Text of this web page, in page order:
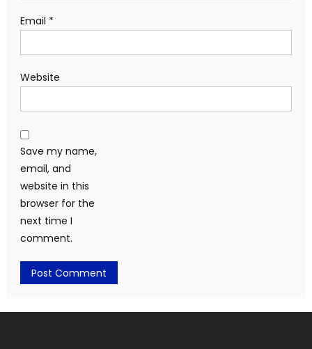
Email *
Website
Save my name,
email, and
website in this
browser for the
next time I
comment.